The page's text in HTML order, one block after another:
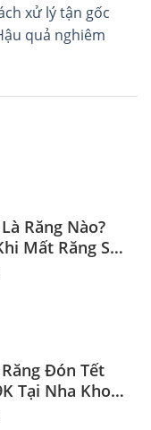
xử lý tận gốc
quả nghiêm
Răng Nào?
Mất Răng Số
Đón Tết
Tại Nha Khoa